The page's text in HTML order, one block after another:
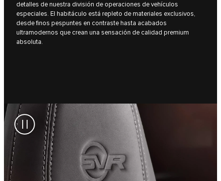
detalles de nuestra división de operaciones de vehículos
especiales. El habitáculo está repleto de materiales exclusivos,
desde finos pespuntes en contraste hasta acabados
ultramodernos que crean una sensación de calidad premium
absoluta.